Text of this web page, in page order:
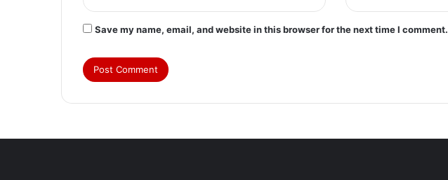
Save my name, email, and website in this browser for the next time I comment.